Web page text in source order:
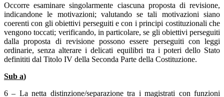
Occorre esaminare singolarmente ciascuna proposta di revisione,
indicandone le motivazioni; valutando se tali motivazioni siano
coerenti con gli obiettivi perseguiti e con i principi costituzionali che
vengono toccati; verificando, in particolare, se gli obiettivi perseguiti
dalla proposta di revisione possono essere perseguiti con leggi
ordinarie, senza alterare i delicati equilibri tra i poteri dello Stato
definititi dal Titolo IV della Seconda Parte della Costituzione.
Sub a)
6 – La netta distinzione/separazione tra i magistrati con funzioni